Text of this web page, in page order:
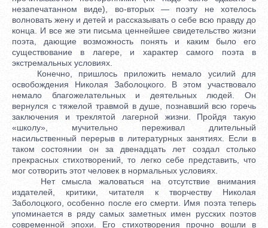
незапечатанном виде), во-вторых — поэту не хотелось
волновать жену и детей и рассказывать о себе всю правду до
конца. И все же эти письма ценнейшее свидетельство жизни
поэта, дающие возможность понять и каким было его
существование в лагере, и характер самого поэта в
экстремальных условиях.
Конечно, пришлось приложить немало усилий для
освобождения Николая Заболоцкого. В этом участвовало
немало благожелательных и деятельных людей. Он
вернулся с тяжелой травмой в душе, познавший всю горечь
заключения и треклятой лагерной жизни. Пройдя такую
«школу», мучительно переживал длительный
насильственный перерыв в литературных занятиях. Если в
таком состоянии он за двенадцать лет создал столько
прекрасных стихотворений, то легко себе представить, что
мог сотворить этот человек в нормальных условиях.
Нет смысла жаловаться на отсутствие внимания
издателей, критики, читателя к творчеству Николая
Заболоцкого, особенно после его смерти. Имя поэта теперь
упоминается в ряду самых заметных имен русских поэтов
современной эпохи. Его стихотворения прочно вошли в